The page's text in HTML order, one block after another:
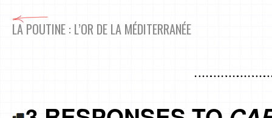
LA POUTINE : L’OR DE LA MÉDITERRANÉE